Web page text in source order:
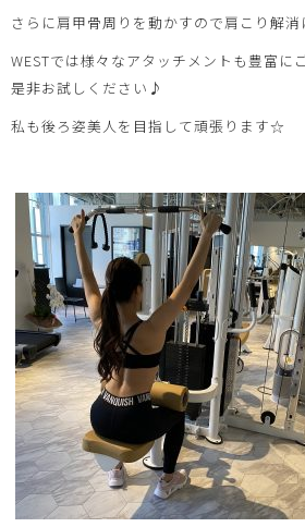
さらに肩甲骨周りを動かすので肩こり解消
WESTでは様々なアタッチメントも豊富に
是非お試しください♪
私も後ろ姿美人を目指して頑張ります☆